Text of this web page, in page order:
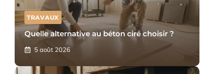
TRAVAUX
Quelle alternative au béton ciré choisir ?
5 août 2026